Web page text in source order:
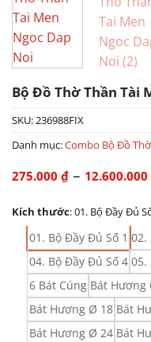
Bộ Đồ Thờ Thần Tài
SKU:236988FIX
Danh mục:Combo Bộ Đồ
275.000 ₫ – 12.600.000
Kích thước:01. Bộ Đầy Đủ
01. Bộ Đầy Đủ Số 1 02.
04. Bộ Đầy Đủ Số 4 05.
6 Bát Cúng Bát Hương
Bát Hương Ø 18 Bát
Bát Hương Ø 24 Bát